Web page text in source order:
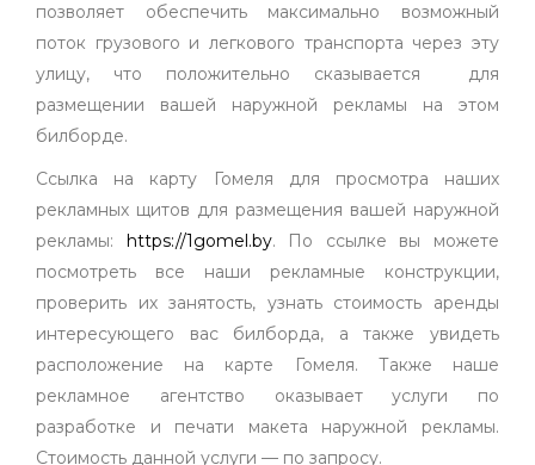
позволяет обеспечить максимально возможный
поток грузового и легкового транспорта через эту
улицу, что положительно сказывается для
размещении вашей наружной рекламы на этом
билборде.
Ссылка на карту Гомеля для просмотра наших
рекламных щитов для размещения вашей наружной
рекламы: https://1gomel.by. По ссылке вы можете
посмотреть все наши рекламные конструкции,
проверить их занятость, узнать стоимость аренды
интересующего вас билборда, а также увидеть
расположение на карте Гомеля. Также наше
рекламное агентство оказывает услуги по
разработке и печати макета наружной рекламы.
Стоимость данной услуги — по запросу.